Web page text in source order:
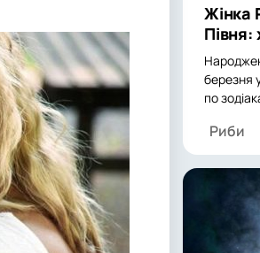
Жінка
Півня:
березня
по
Риби